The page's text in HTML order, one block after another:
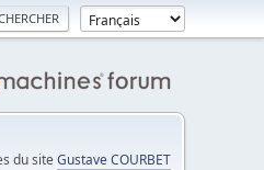
du site Gustave COURBET